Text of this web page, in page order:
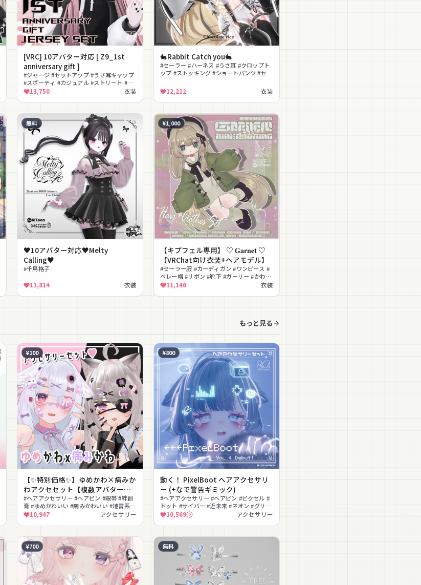
[VRC] 10アバター対応 [ Z9_1st
anniversary gift ]
#ジャージ #セットアップ #うさ耳キャップ
#スポーティ #カジュアル #ストリート #無
料 #MA対応 #lilToon対応 #ツートン
13,750 衣装
🐇Rabbit Catch you🐇
#セーラー #ハーネス #うさ耳 #クロップト
ップ #ストッキング #ショートパンツ #セク
12,212
衣装
無料
♥10アバター対応♥Melty
Calling♥
#千鳥格子
11,814
衣装
¥1,000
【キプフェル専用】 ♡ 𝐆𝐚𝐫𝐧𝐞𝐭 ♡
【VRChat向け衣装+ヘアモデル】
#セーラー服 #カーディガン #ワンピース #
ベレー帽 #リボン #靴下 #ガーリー #かわい
い #ゆめかわいい #学園
11,146 衣装
もっと見る
¥100
【✨特別価格✨】ゆめかわ×病みか
わアクセセット【複数アバター対
応】
#ヘアアクセサリー #ヘアピン #眼帯 #絆創
膏 #ゆめかわいい #病みかわいい #地雷系 #
量産型 #リボン #色変更可能
10,947 アクセサリー
¥800
動く！ PixelBoot ヘアアクセサリ
ー (+なで警告ギミック)
#ヘアアクセサリー #ヘアピン #ピクセル #
ドット #サイバー #近未来 #ネオン #グリッ
チ #病みかわいい #なでなでギミック
10,569 アクセサリー
¥700 無料